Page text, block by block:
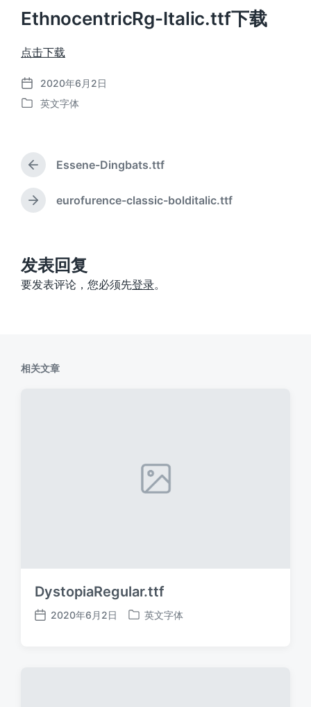
EthnocentricRg-Italic.ttf下载
点击下载
发
布
2020年6月2日
发
英文字体
上
篇
文
章
Essene-Dingbats.ttf
下
：
eurofurence-classic-bolditalic.ttf
发表回复
要发表评论，您必须先登录。
相关文章
DystopiaRegular.ttf
发
2020年6月2日
发
英文字体